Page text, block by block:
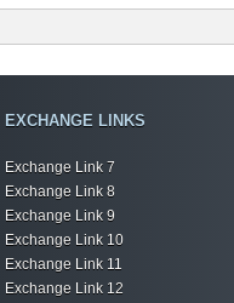
EXCHANGE LINKS
Exchange Link 7
Exchange Link 8
Exchange Link 9
Exchange Link 10
Exchange Link 11
Exchange Link 12